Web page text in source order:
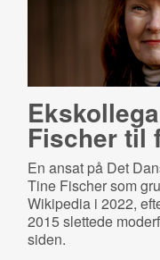
Fischer til
En ansat på Det
Tine Fischer som
Wikipedia i 2022,
2015 slettede
siden.